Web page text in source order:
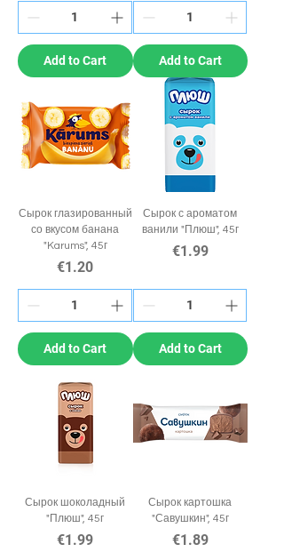
Add to Cart Add to Cart
Сырок глазированный
со вкусом банана
"Karums", 45г
Price
€1.20
Add to Cart
Сырок с ароматом
ванили "Плюш", 45г
Price
€1.99
Add to Cart
Сырок шоколадный
"Плюш", 45г
Price
€1.99
Сырок картошка
"Савушкин", 45г
Price
€1.89